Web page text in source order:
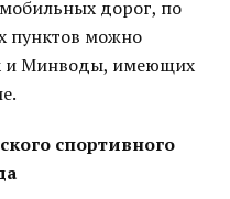
дорог, по
пунктов можно
и Минводы, имеющих
спортивного